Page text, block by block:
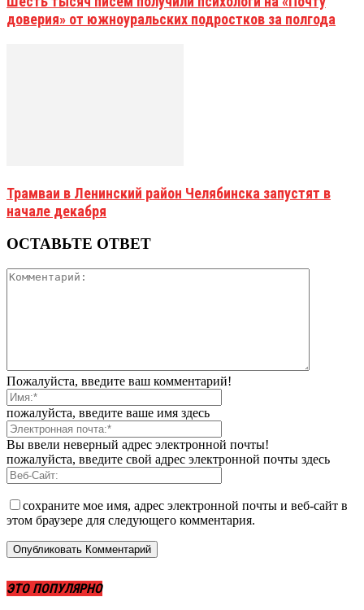
доверия» от южноуральских подростков за полгода
Трамваи в Ленинский район Челябинска запустят в
начале декабря
ОСТАВЬТЕ ОТВЕТ
Пожалуйста, введите ваш комментарий!
пожалуйста, введите ваше имя здесь
Вы ввели неверный адрес электронной почты!
пожалуйста, введите свой адрес электронной почты здесь
сохраните мое имя, адрес электронной почты и веб-сайт в
этом браузере для следующего комментария.
ЭТО ПОПУЛЯРНО